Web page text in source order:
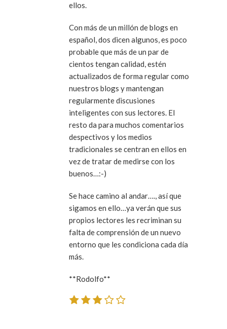
ellos.
Con más de un millón de blogs en
español, dos dicen algunos, es poco
probable que más de un par de
cientos tengan calidad, estén
actualizados de forma regular como
nuestros blogs y mantengan
regularmente discusiones
inteligentes con sus lectores. El
resto da para muchos comentarios
despectivos y los medios
tradicionales se centran en ellos en
vez de tratar de medirse con los
buenos…:-)
Se hace camino al andar…., así que
sigamos en ello…ya verán que sus
propios lectores les recriminan su
falta de comprensión de un nuevo
entorno que les condiciona cada día
más.
**Rodolfo**